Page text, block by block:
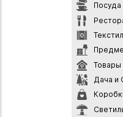
Посуда
Дача и